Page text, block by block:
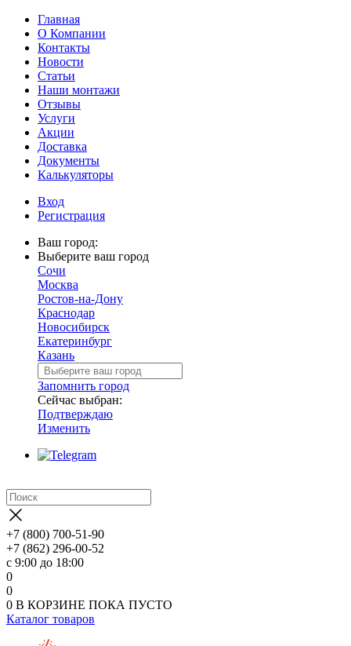
Главная
О Компании
Контакты
Новости
Статьи
Наши монтажи
Отзывы
Услуги
Акции
Доставка
Документы
Калькуляторы
Вход
Регистрация
Ваш город:
Выберите ваш город
Сочи
Москва
Ростов-на-Дону
Краснодар
Новосибирск
Екатеринбург
Казань
Запомнить город
Сейчас выбран:
Подтверждаю
Изменить
+7 (800) 700-51-90
+7 (862) 296-00-52
с 9:00 до 18:00
0
0
0 В КОРЗИНЕ ПОКА ПУСТО
Каталог товаров